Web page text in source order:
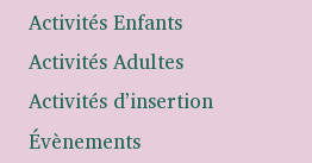
Activités Enfants
Activités Adultes
Activités d’insertion
Évènements